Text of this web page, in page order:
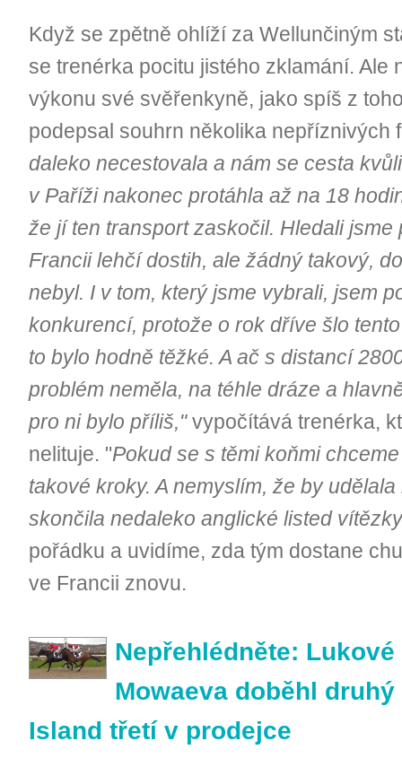
Když se zpětně ohlíží za Wellunčiným
se trenérka pocitu jistého zklamání. Ale
výkonu své svěřenkyně, jako spíš z
podepsal souhrn několika nepříznivých
daleko necestovala a nám se cesta
v Paříži nakonec protáhla až na 18
že jí ten transport zaskočil. Hledali
Francii lehčí dostih, ale žádný takový,
nebyl. I v tom, který jsme vybrali, jsem
konkurencí, protože o rok dříve šlo
to bylo hodně těžké. A ač s distancí
problém neměla, na téhle dráze a
pro ni bylo příliš," vypočítává trenérka,
nelituje. "Pokud se s těmi koňmi
takové kroky. A nemyslím, že by
skončila nedaleko anglické listed vítězky
pořádku a uvidíme, zda tým dostane
ve Francii znovu.
Nepřehlédněte:
Mowaeva doběhl
Island třetí v prodejce